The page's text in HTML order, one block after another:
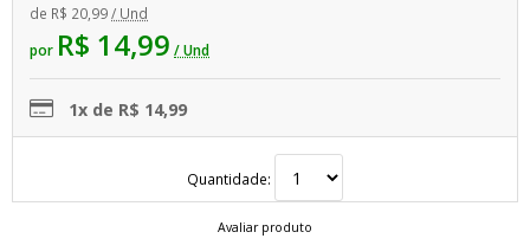
de R$ 20,99/ Und
por R$ 14,99 / Und
1x de R$ 14,99
Quantidade:
Avaliar produto